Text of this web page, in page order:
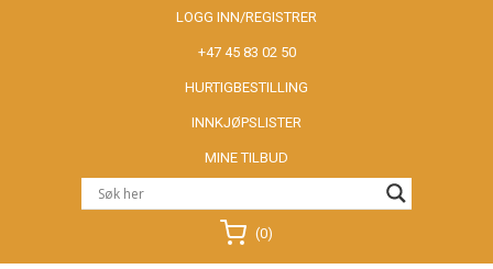
LOGG INN/REGISTRER
+47 45 83 02 50
HURTIGBESTILLING
INNKJØPSLISTER
MINE TILBUD
(0)